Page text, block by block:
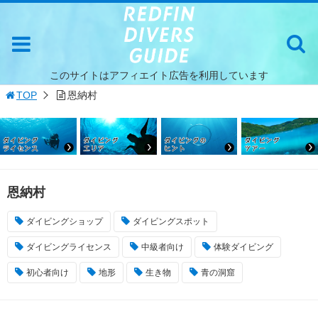
このサイトはアフィエイト広告を利用しています
TOP
恩納村
恩納村
ダイビングショップ ダイビングスポット
ダイビングライセンス 中級者向け 体験ダイビング
初心者向け 地形 生き物 青の洞窟